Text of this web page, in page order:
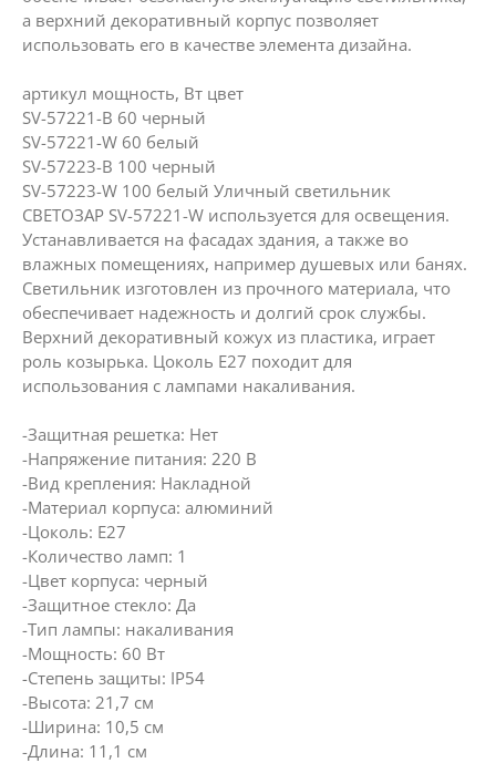
а верхний декоративный корпус позволяет
использовать его в качестве элемента дизайна.
артикул мощность, Вт цвет
SV-57221-B 60 черный
SV-57221-W 60 белый
SV-57223-B 100 черный
SV-57223-W 100 белый Уличный светильник
СВЕТОЗАР SV-57221-W используется для освещения.
Устанавливается на фасадах здания, а также во
влажных помещениях, например душевых или банях.
Светильник изготовлен из прочного материала, что
обеспечивает надежность и долгий срок службы.
Верхний декоративный кожух из пластика, играет
роль козырька. Цоколь Е27 походит для
использования с лампами накаливания.
-Защитная решетка: Нет
-Напряжение питания: 220 В
-Вид крепления: Накладной
-Материал корпуса: алюминий
-Цоколь: Е27
-Количество ламп: 1
-Цвет корпуса: черный
-Защитное стекло: Да
-Тип лампы: накаливания
-Мощность: 60 Вт
-Степень защиты: IP54
-Высота: 21,7 см
-Ширина: 10,5 см
-Длина: 11,1 см